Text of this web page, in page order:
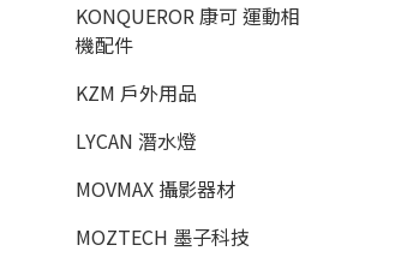
KONQUEROR 康可 運動相
機配件
KZM 戶外用品
LYCAN 潛水燈
MOVMAX 攝影器材
MOZTECH 墨子科技